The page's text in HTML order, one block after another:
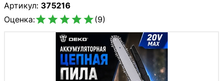
Артикул: 375216
Оценка:(9)